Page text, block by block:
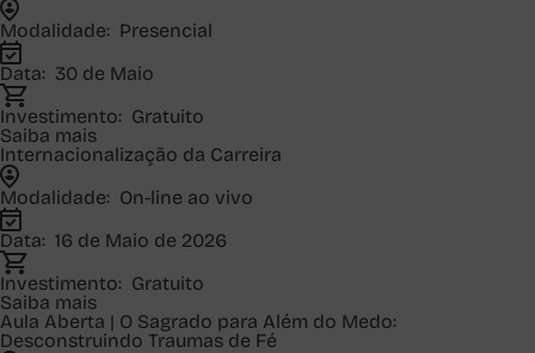
Modalidade: Presencial
Data: 30 de Maio
Investimento: Gratuito
Saiba mais
Internacionalização da Carreira
Modalidade: On-line ao vivo
Data: 16 de Maio de 2026
Investimento: Gratuito
Saiba mais
Aula Aberta | O Sagrado para Além do Medo:
Desconstruindo Traumas de Fé